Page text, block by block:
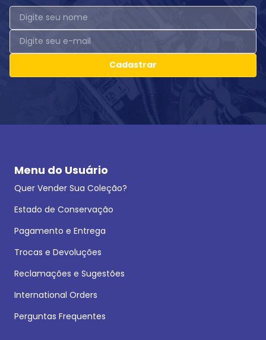
Cadastrar
Menu do Usuário
Quer Vender Sua Coleção?
Estado de Conservação
Pagamento e Entrega
Trocas e Devoluções
Reclamações e Sugestões
International Orders
Perguntas Frequentes